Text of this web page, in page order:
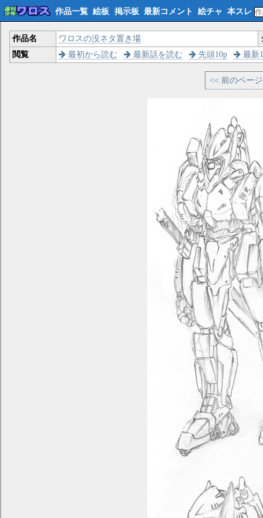
作品一覧 絵板 掲示板 最新コメント 絵チャ 本スレ
作品名 ワロスの没ネタ置き場
閲覧
最初から読む 最新話を読む 先頭10p 最新
<< 前のペー